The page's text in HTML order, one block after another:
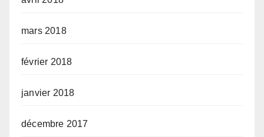
mars 2018
février 2018
janvier 2018
décembre 2017